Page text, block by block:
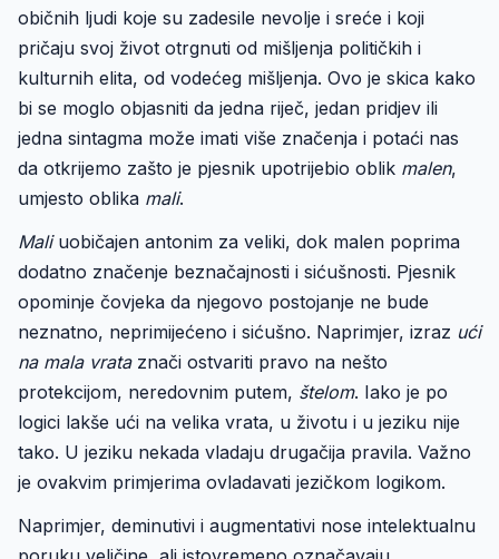
običnih ljudi koje su zadesile nevolje i sreće i koji
pričaju svoj život otrgnuti od mišljenja političkih i
kulturnih elita, od vodećeg mišljenja. Ovo je skica kako
bi se moglo objasniti da jedna riječ, jedan pridjev ili
jedna sintagma može imati više značenja i potaći nas
da otkrijemo zašto je pjesnik upotrijebio oblik malen,
umjesto oblika mali.
Maliuobičajen antonim za veliki, dok malen poprima
dodatno značenje beznačajnosti i sićušnosti. Pjesnik
opominje čovjeka da njegovo postojanje ne bude
neznatno, neprimijećeno i sićušno. Naprimjer, izraz ući
na mala vrataznači ostvariti pravo na nešto
protekcijom, neredovnim putem, štelom. Iako je po
logici lakše ući na velika vrata, u životu i u jeziku nije
tako. U jeziku nekada vladaju drugačija pravila. Važno
je ovakvim primjerima ovladavati jezičkom logikom.
Naprimjer, deminutivi i augmentativi nose intelektualnu